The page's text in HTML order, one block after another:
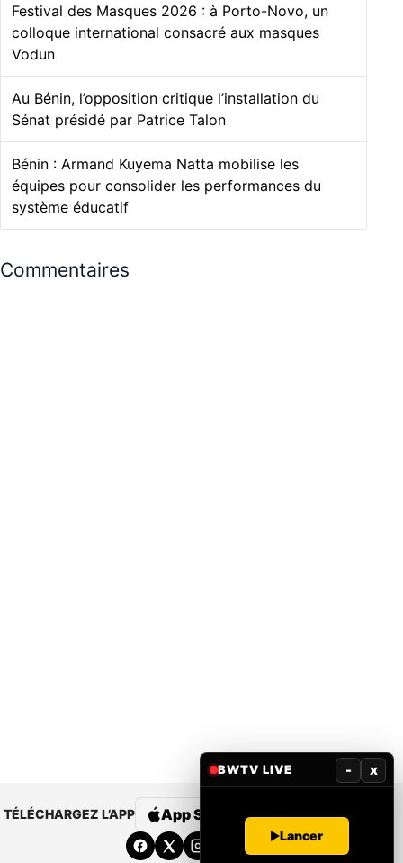
Festival des Masques 2026 : à Porto-Novo, un
colloque international consacré aux masques
Vodun
Au Bénin, l’opposition critique l’installation du
Sénat présidé par Patrice Talon
Bénin : Armand Kuyema Natta mobilise les
équipes pour consolider les performances du
système éducatif
Commentaires
TÉLÉCHARGEZ L’APP App Store Google Play
BWTV LIVE - x
Lancer